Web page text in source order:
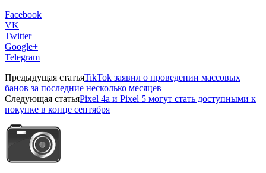
Facebook
VK
Twitter
Google+
Telegram
Предыдущая статьяTikTok заявил о проведении массовых
банов за последние несколько месяцев
Следующая статьяPixel 4a и Pixel 5 могут стать доступными к
покупке в конце сентября